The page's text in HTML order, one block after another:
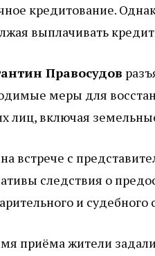
кредитование.
выплачивать
Правосудов
меры для
лиц, включая
встрече с
следствия о
и
приёма жители